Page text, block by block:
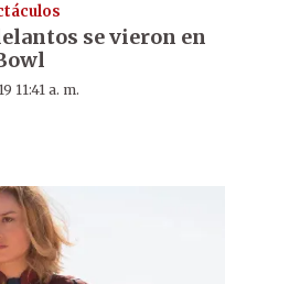
se vieron en
11:41 a. m.